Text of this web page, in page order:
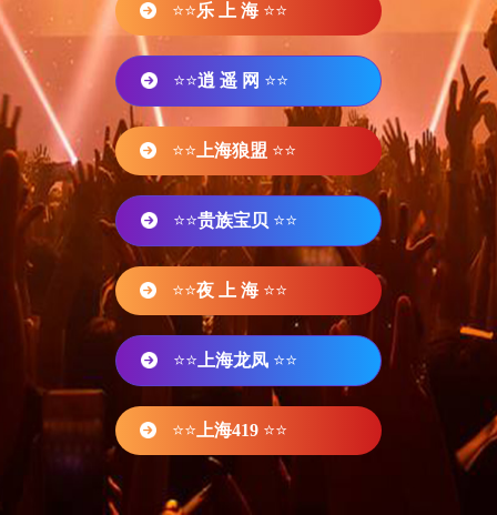
⭐⭐乐 上 海 ⭐⭐
⭐⭐逍 遥 网 ⭐⭐
⭐⭐ 上海狼盟 ⭐⭐
⭐⭐贵族宝贝 ⭐⭐
⭐⭐夜 上 海 ⭐⭐
⭐⭐ 上海龙凤 ⭐⭐
⭐⭐ 上海419 ⭐⭐